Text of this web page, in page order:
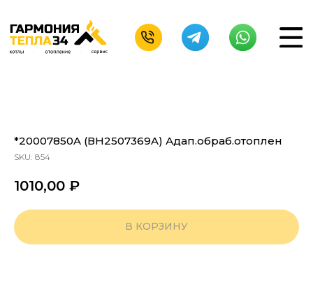
*20007850A (ВН2507369A) Адап.обраб.отоплен
SKU: 854
1010,00 ₽
В КОРЗИНУ